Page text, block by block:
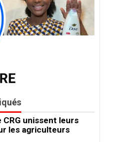
CRG unissent leurs
les agriculteurs